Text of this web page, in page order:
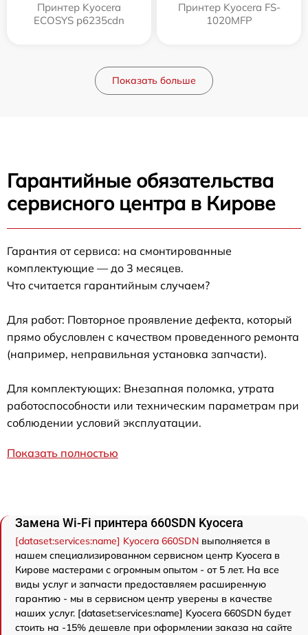
Принтер Kyocera
ECOSYS p6235cdn
Принтер Kyocera FS-
1020MFP
Показать больше
Гарантийные обязательства
сервисного центра в Кирове
Гарантия от сервиса: на смонтированные
комплектующие — до 3 месяцев.
Что считается гарантийным случаем?
Для работ: Повторное проявление дефекта, который
прямо обусловлен с качеством проведенного ремонта
(например, неправильная установка запчасти).
Для комплектующих: Внезапная поломка, утрата
работоспособности или техническим параметрам при
соблюдении условий эксплуатации.
Показать полностью
Замена Wi-Fi принтера 660SDN Kyocera
[dataset:services:name] Kyocera 660SDN выполняется в
нашем специализированном сервисном центр Kyocera в
Кирове мастерами с огромным опытом - от 5 лет. На все
виды услуг и запчасти предоставляем расширенную
гарантию - мы в сервисном центр уверены в качестве
наших услуг. [dataset:services:name] Kyocera 660SDN будет
стоить на -15% дешевле при оформлении заказа на сайте